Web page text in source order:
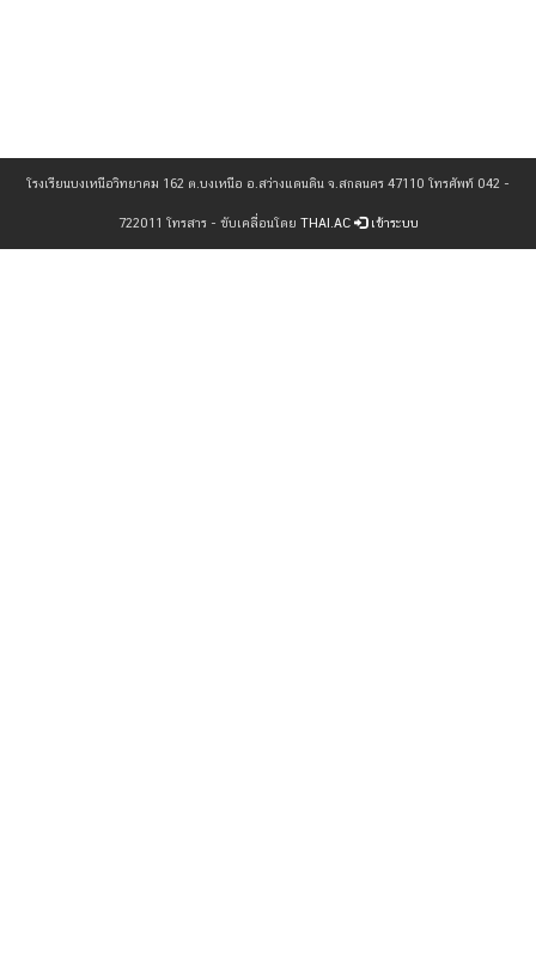
โรงเรียนบงเหนือวิทยาคม 162 ต.บงเหนือ อ.สว่างแดนดิน จ.สกลนคร 47110 โทรศัพท์ 042 -
722011 โทรสาร - ขับเคลื่อนโดย THAI.AC เข้าระบบ